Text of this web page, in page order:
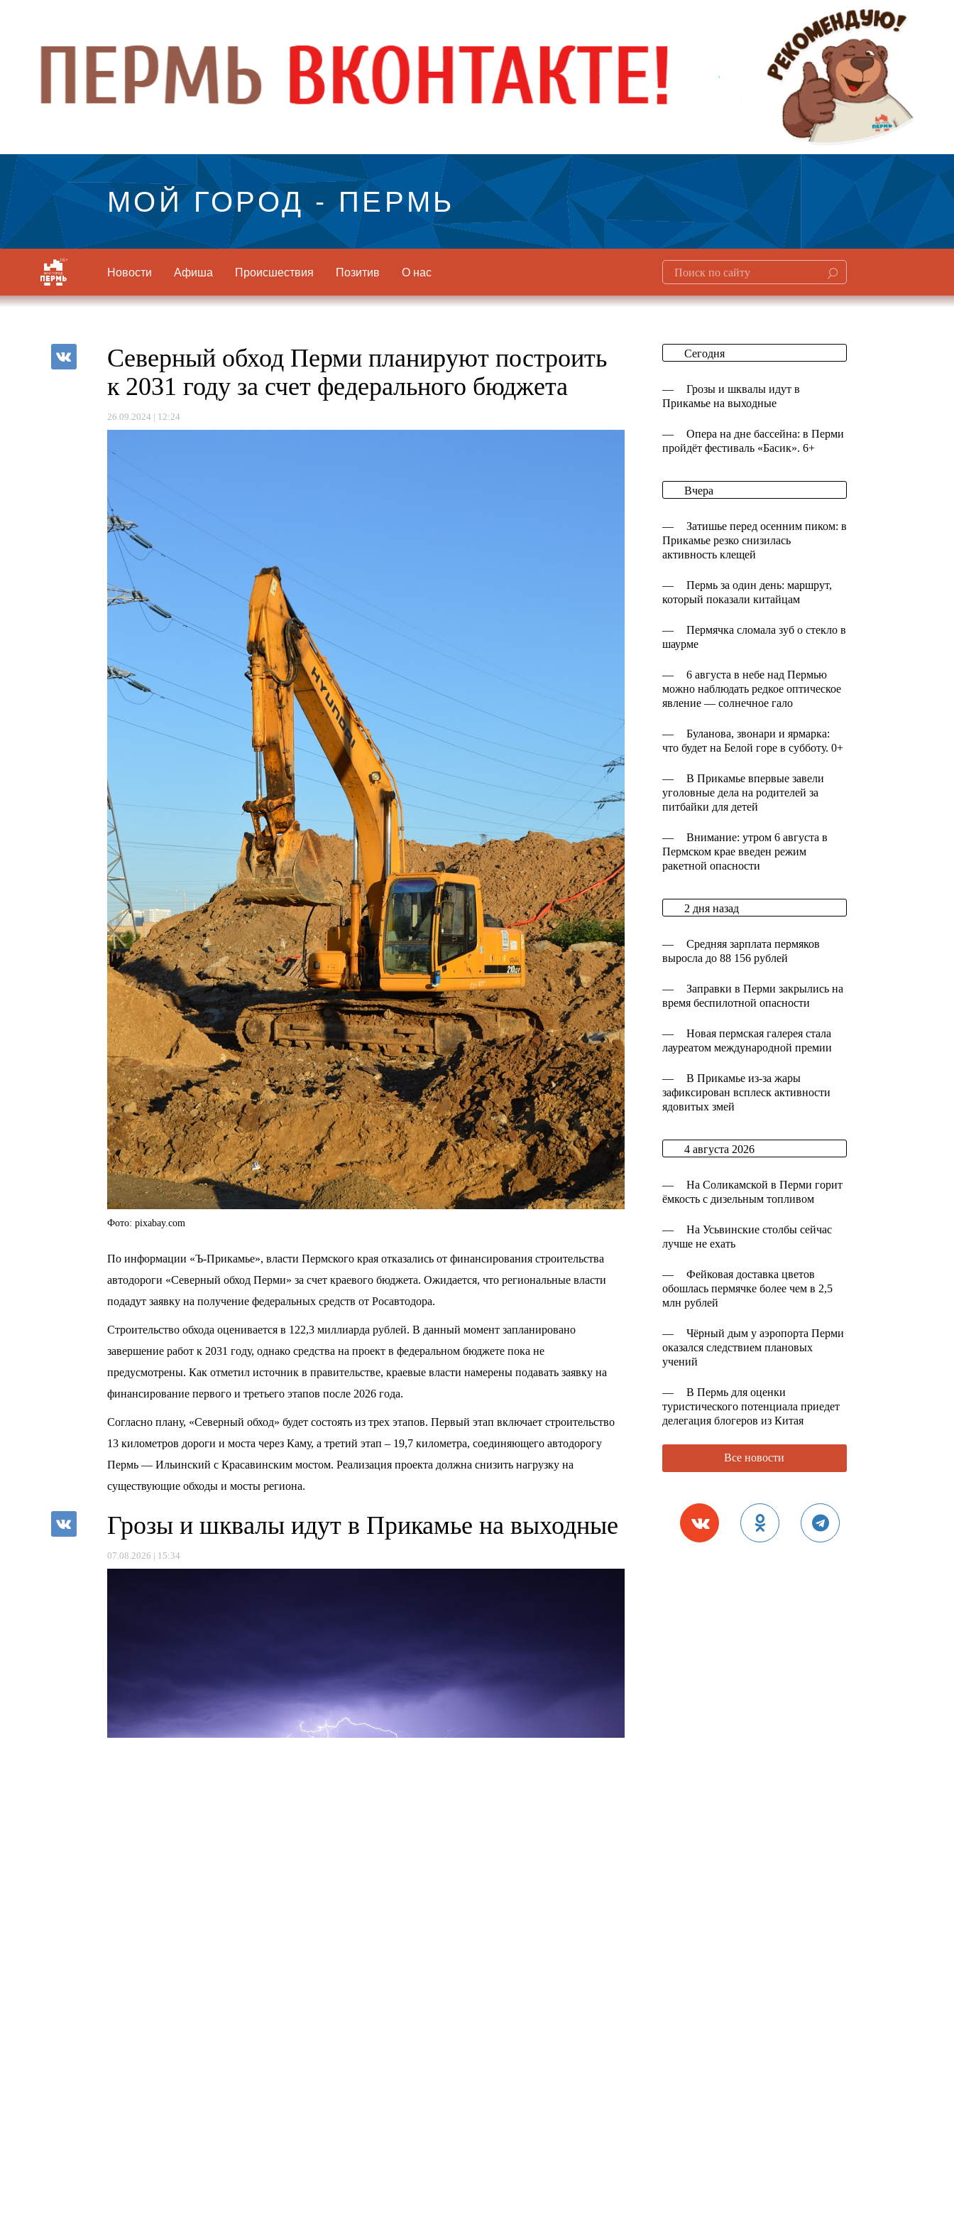
МОЙ ГОРОД - ПЕРМЬ
Новости Афиша Происшествия Позитив О нас
Северный обход Перми планируют построить
к 2031 году за счет федерального бюджета
26.09.2024 | 12:24
Фото: pixabay.com
По информации «Ъ-Прикамье», власти Пермского края отказались от финансирования строительства
автодороги «Северный обход Перми» за счет краевого бюджета. Ожидается, что региональные власти
подадут заявку на получение федеральных средств от Росавтодора.
Строительство обхода оценивается в 122,3 миллиарда рублей. В данный момент запланировано
завершение работ к 2031 году, однако средства на проект в федеральном бюджете пока не
предусмотрены. Как отметил источник в правительстве, краевые власти намерены подавать заявку на
финансирование первого и третьего этапов после 2026 года.
Согласно плану, «Северный обход» будет состоять из трех этапов. Первый этап включает строительство
13 километров дороги и моста через Каму, а третий этап – 19,7 километра, соединяющего автодорогу
Пермь — Ильинский с Красавинским мостом. Реализация проекта должна снизить нагрузку на
существующие обходы и мосты региона.
Грозы и шквалы идут в Прикамье на выходные
07.08.2026 | 15:34
Сегодня
—
Грозы и шквалы идут в
Прикамье на выходные
—
Опера на дне бассейна: в Перми
пройдёт фестиваль «Басик». 6+
Вчера
—
Затишье перед осенним пиком: в
Прикамье резко снизилась
активность клещей
—
Пермь за один день: маршрут,
который показали китайцам
—
Пермячка сломала зуб о стекло в
шаурме
—
6 августа в небе над Пермью
можно наблюдать редкое оптическое
явление — солнечное гало
—
Буланова, звонари и ярмарка:
что будет на Белой горе в субботу. 0+
—
В Прикамье впервые завели
уголовные дела на родителей за
питбайки для детей
—
Внимание: утром 6 августа в
Пермском крае введен режим
ракетной опасности
2 дня назад
—
Средняя зарплата пермяков
выросла до 88 156 рублей
—
Заправки в Перми закрылись на
время беспилотной опасности
—
Новая пермская галерея стала
лауреатом международной премии
—
В Прикамье из-за жары
зафиксирован всплеск активности
ядовитых змей
4 августа 2026
—
На Соликамской в Перми горит
ёмкость с дизельным топливом
—
На Усьвинские столбы сейчас
лучше не ехать
—
Фейковая доставка цветов
обошлась пермячке более чем в 2,5
млн рублей
—
Чёрный дым у аэропорта Перми
оказался следствием плановых
учений
—
В Пермь для оценки
туристического потенциала приедет
делегация блогеров из Китая
Все новости